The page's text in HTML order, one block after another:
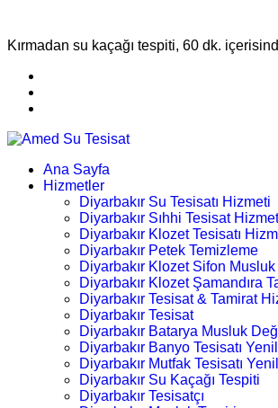
Kırmadan su kaçağı tespiti, 60 dk.
Ana Sayfa
Hizmetler
Diyarbakır Su Tesisatı Hizmeti
Diyarbakır Sıhhi Tesisat
Diyarbakır Klozet Tesisatı
Diyarbakır Petek Temizleme
Diyarbakır Klozet Sifon Musluk
Diyarbakır Klozet Şamandıra
Diyarbakır Tesisat & Tamirat
Diyarbakır Tesisat
Diyarbakır Batarya Musluk
Diyarbakır Banyo Tesisatı
Diyarbakır Mutfak Tesisatı
Diyarbakır Su Kaçağı Tespiti
Diyarbakır Tesisatçı